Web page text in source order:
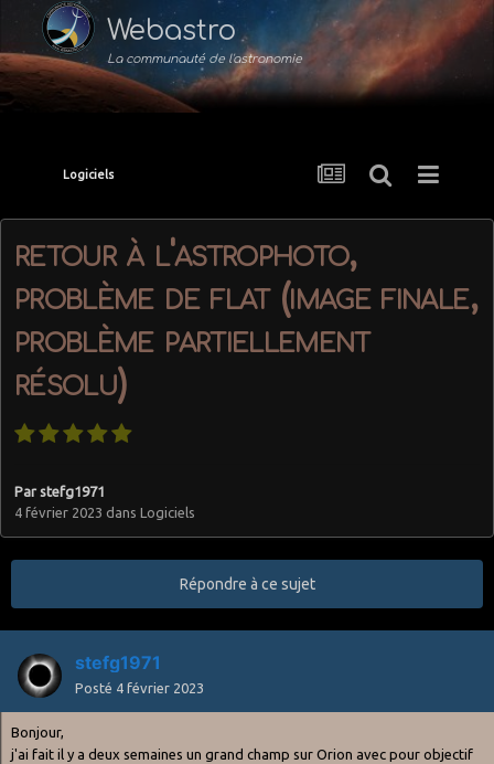
Webastro
La communauté de l'astronomie
Logiciels
retour à l'astrophoto,
problème de flat (image finale,
problème partiellement
résolu)
Par stefg1971
4 février 2023 dans Logiciels
Répondre à ce sujet
stefg1971
Posté 4 février 2023
Bonjour,
j'ai fait il y a deux semaines un grand champ sur Orion avec pour objectif